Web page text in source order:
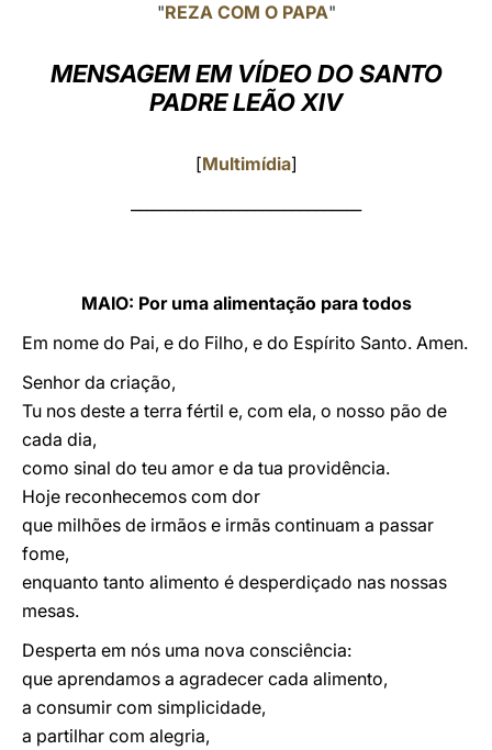
中文
"REZA COM O PAPA"
MENSAGEM EM VÍDEO DO SANTO
PADRE LEÃO XIV
[Multimídia]
MAIO: Por uma alimentação para todos
Em nome do Pai, e do Filho, e do Espírito Santo. Amen.
Senhor da criação,
Tu nos deste a terra fértil e, com ela, o nosso pão de
cada dia,
como sinal do teu amor e da tua providência.
Hoje reconhecemos com dor
que milhões de irmãos e irmãs continuam a passar
fome,
enquanto tanto alimento é desperdiçado nas nossas
mesas.
Desperta em nós uma nova consciência:
que aprendamos a agradecer cada alimento,
a consumir com simplicidade,
a partilhar com alegria,